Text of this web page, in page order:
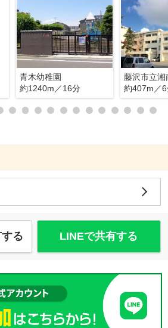
青木幼稚園
約1240m／16分
藤沢市立湘
約407m／
る LINEで共有する